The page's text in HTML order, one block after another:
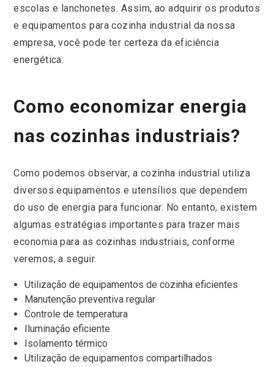
escolas e lanchonetes. Assim, ao adquirir os produtos
e equipamentos para cozinha industrial da nossa
empresa, você pode ter certeza da eficiência
energética.
Como economizar energia
nas cozinhas industriais?
Como podemos observar, a cozinha industrial utiliza
diversos equipamentos e utensílios que dependem
do uso de energia para funcionar. No entanto, existem
algumas estratégias importantes para trazer mais
economia para as cozinhas industriais, conforme
veremos, a seguir.
Utilização de equipamentos de cozinha eficientes
Manutenção preventiva regular
Controle de temperatura
Iluminação eficiente
Isolamento térmico
Utilização de equipamentos compartilhados